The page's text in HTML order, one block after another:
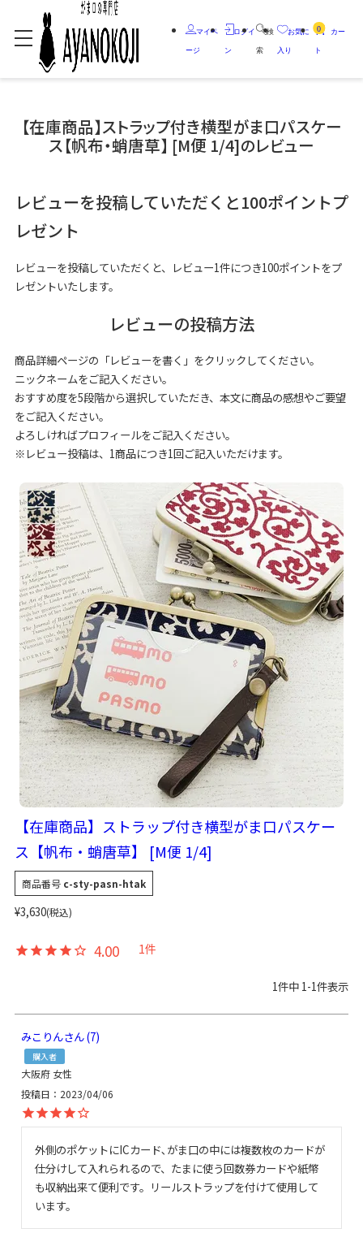
マイペ
ージ
ログイ
ン
検
索
お気に
入り
0 カー
ト
【在庫商品】ストラップ付き横型がま口パスケー
ス【帆布・蛸唐草】 [M便 1/4]のレビュー
レビューを投稿していただくと100ポイントプ
レゼント
レビューを投稿していただくと、レビュー1件につき100ポイントをプ
レゼントいたします。
レビューの投稿方法
商品詳細ページの「レビューを書く」をクリックしてください。
ニックネームをご記入ください。
おすすめ度を5段階から選択していただき、本文に商品の感想やご要望
をご記入ください。
よろしければプロフィールをご記入ください。
※レビュー投稿は、1商品につき1回ご記入いただけます。
【在庫商品】ストラップ付き横型がま口パスケー
ス【帆布・蛸唐草】 [M便 1/4]
商品番号 c-sty-pasn-htak
¥3,630 税込
4.00 1
1件中 1-1件表示
みこりん 7
購入者
大阪府 女性
投稿日
2023/04/06
外側のポケットにICカード､がま口の中には複数枚のカードが
仕分けして入れられるので、たまに使う回数券カードや紙幣
も収納出来て便利です。リールストラップを付けて使用して
います。